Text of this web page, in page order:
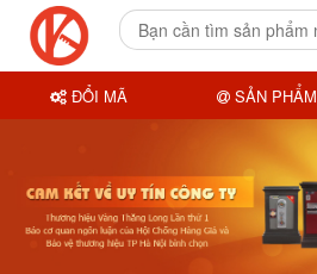
ĐỔI MÃ SẢN PHẨM